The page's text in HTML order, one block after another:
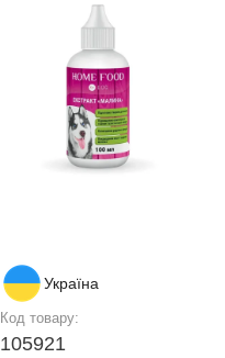
Україна
Код товару:
105921